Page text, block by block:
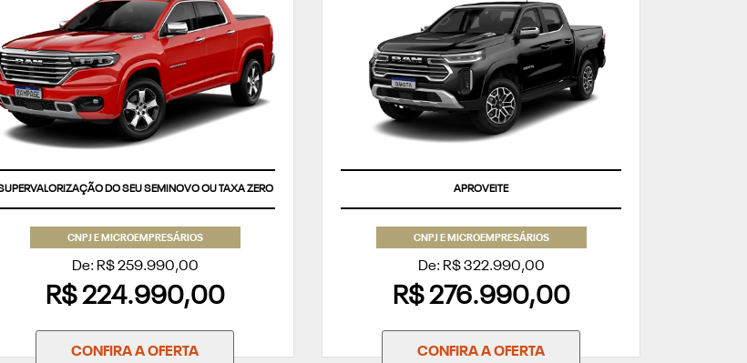
APROVEITE
CNPJ E MICROEMPRESÁRIOS
De: R$ 259.990,00
R$ 224.990,00
CONFIRA A OFERTA
APROVEITE
CNPJ E MICROEMPRESÁRIOS
De: R$ 322.990,00
R$ 276.990,00
CONFIRA A OFERTA